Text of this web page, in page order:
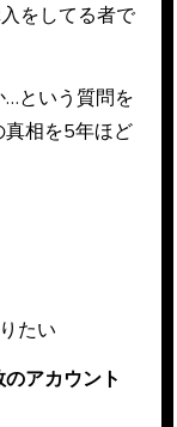
をしてる者で
…という質問を
相を5年ほど
たい
アカウント